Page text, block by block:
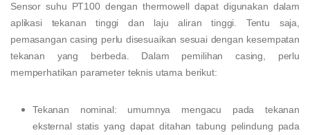
Sensor suhu PT100 dengan thermowell dapat digunakan dalam
aplikasi tekanan tinggi dan laju aliran tinggi. Tentu saja,
pemasangan casing perlu disesuaikan sesuai dengan kesempatan
tekanan yang berbeda. Dalam pemilihan casing, perlu
memperhatikan parameter teknis utama berikut:
Tekanan nominal: umumnya mengacu pada tekanan
eksternal statis yang dapat ditahan tabung pelindung pada